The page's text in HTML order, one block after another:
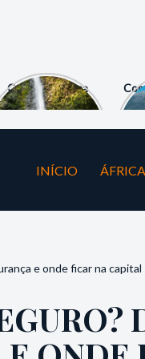
Como chegar na
Cachoeira La
INÍCIO ÁFRICA
e onde ficar na capital